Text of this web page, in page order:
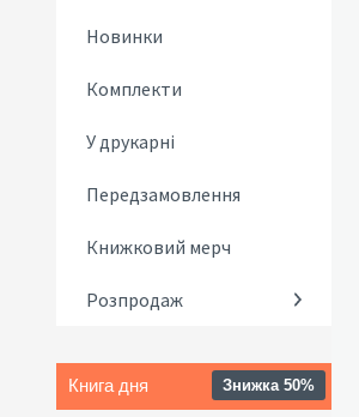
Новинки
Комплекти
У друкарні
Передзамовлення
Книжковий мерч
Розпродаж
Книга дня Знижка 50%